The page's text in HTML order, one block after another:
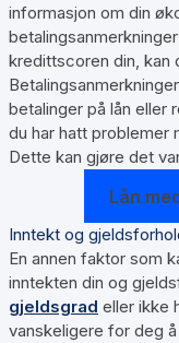
informasjon om din
kredittscoren din, kan
betalinger på lån eller
du har hatt problemer
Dette kan gjøre det
Lån
Inntekt og
En annen faktor som
inntekten din og
gjeldsgrad eller ikke
vanskeligere for deg å